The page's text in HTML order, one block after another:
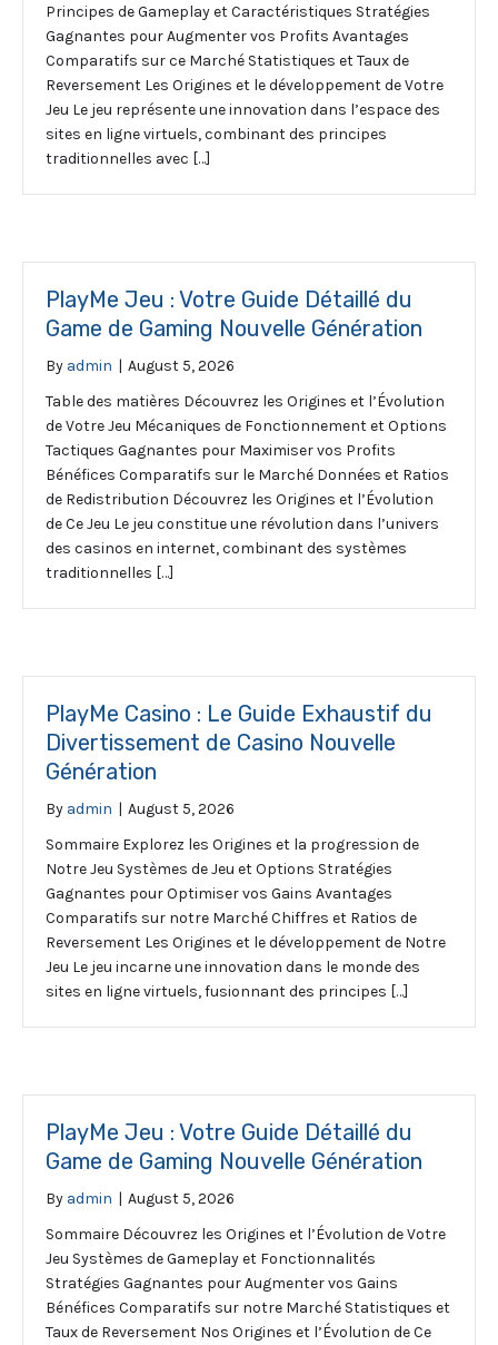
Principes de Gameplay et Caractéristiques Stratégies
Gagnantes pour Augmenter vos Profits Avantages
Comparatifs sur ce Marché Statistiques et Taux de
Reversement Les Origines et le développement de Votre
Jeu Le jeu représente une innovation dans l’espace des
sites en ligne virtuels, combinant des principes
traditionnelles avec […]
PlayMe Jeu : Votre Guide Détaillé du
Game de Gaming Nouvelle Génération
By admin | August 5, 2026
Table des matières Découvrez les Origines et l’Évolution
de Votre Jeu Mécaniques de Fonctionnement et Options
Tactiques Gagnantes pour Maximiser vos Profits
Bénéfices Comparatifs sur le Marché Données et Ratios
de Redistribution Découvrez les Origines et l’Évolution
de Ce Jeu Le jeu constitue une révolution dans l’univers
des casinos en internet, combinant des systèmes
traditionnelles […]
PlayMe Casino : Le Guide Exhaustif du
Divertissement de Casino Nouvelle
Génération
By admin | August 5, 2026
Sommaire Explorez les Origines et la progression de
Notre Jeu Systèmes de Jeu et Options Stratégies
Gagnantes pour Optimiser vos Gains Avantages
Comparatifs sur notre Marché Chiffres et Ratios de
Reversement Les Origines et le développement de Notre
Jeu Le jeu incarne une innovation dans le monde des
sites en ligne virtuels, fusionnant des principes […]
PlayMe Jeu : Votre Guide Détaillé du
Game de Gaming Nouvelle Génération
By admin | August 5, 2026
Sommaire Découvrez les Origines et l’Évolution de Votre
Jeu Systèmes de Gameplay et Fonctionnalités
Stratégies Gagnantes pour Augmenter vos Gains
Bénéfices Comparatifs sur notre Marché Statistiques et
Taux de Reversement Nos Origines et l’Évolution de Ce